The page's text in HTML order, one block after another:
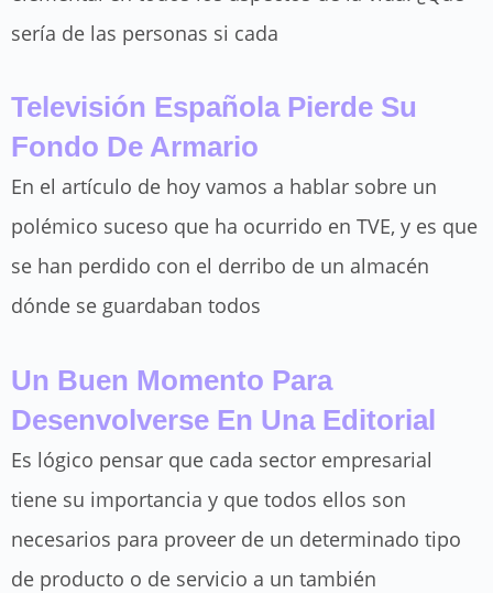
sería de las personas si cada
Televisión Española Pierde Su
Fondo De Armario
En el artículo de hoy vamos a hablar sobre un
polémico suceso que ha ocurrido en TVE, y es que
se han perdido con el derribo de un almacén
dónde se guardaban todos
Un Buen Momento Para
Desenvolverse En Una Editorial
Es lógico pensar que cada sector empresarial
tiene su importancia y que todos ellos son
necesarios para proveer de un determinado tipo
de producto o de servicio a un también